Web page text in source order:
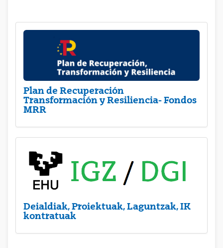
Plan de Recuperación
Transformación y Resiliencia- Fondos
MRR
Deialdiak, Proiektuak, Laguntzak, IK
kontratuak